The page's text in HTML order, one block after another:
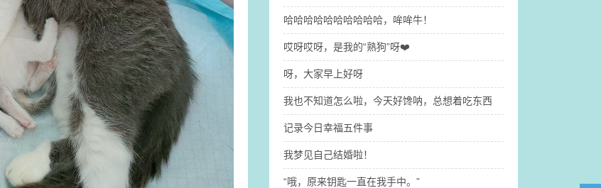
哈哈哈哈哈哈哈哈哈哈，哞哞牛！
哎呀哎呀，是我的“熟狗”呀❤️
呀，大家早上好呀
我也不知道怎么啦，今天好馋呐，总想着吃东西
记录今日幸福五件事
我梦见自己结婚啦！
“哦，原来钥匙一直在我手中。”